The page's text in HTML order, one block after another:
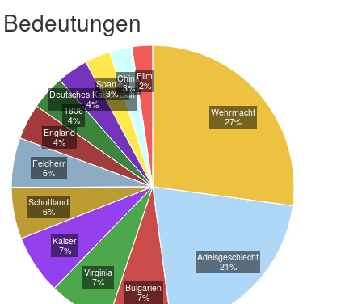
Bedeutungen
Wehrmacht
27%
Adelsgeschlecht
21%
Bulgarien
7%
Virginia
7%
Kaiser
7%
Schottland
6%
Feldherr
6%
England
4%
1806
4%
Deutsches Kaiserreich
4%
Spanien
3%
China
3%
Film
2%